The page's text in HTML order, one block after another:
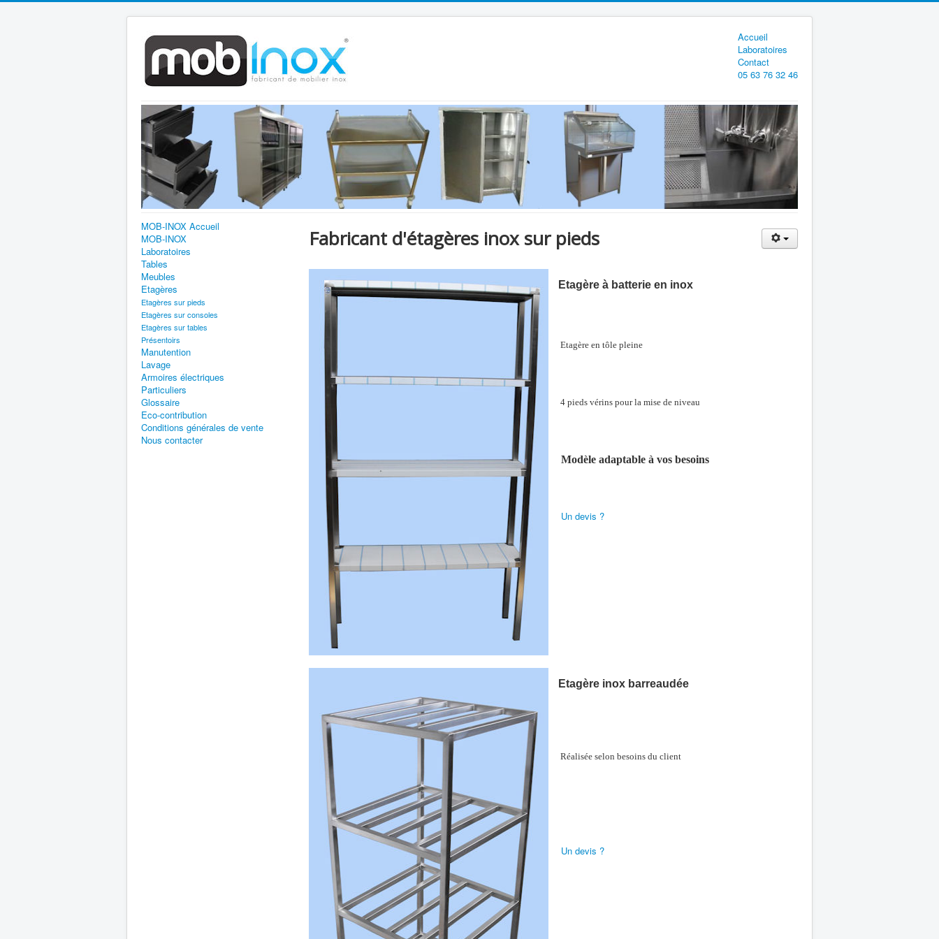
Accueil
Laboratoires
Contact
05 63 76 32 46
MOB-INOX Accueil
MOB-INOX
Laboratoires
Tables
Meubles
Etagères
Etagères sur pieds
Etagères sur consoles
Etagères sur tables
Présentoirs
Manutention
Lavage
Armoires électriques
Particuliers
Glossaire
Eco-contribution
Conditions générales de vente
Nous contacter
Fabricant d'étagères inox sur pieds
Etagère à batterie en inox
Etagère en tôle pleine
4 pieds vérins pour la mise de niveau
Modèle adaptable à vos besoins
Un devis ?
Etagère inox barreaudée
Réalisée selon besoins du client
Un devis ?